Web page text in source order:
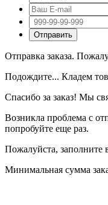
Отправка заказа.
Подождите... Кладем
Спасибо за заказ! Мы
Возникла проблема с
попробуйте еще раз.
Пожалуйста, заполните
Минимальная сумма